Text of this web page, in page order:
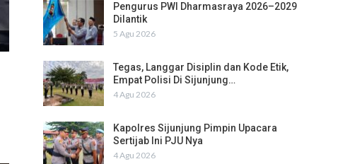
Pengurus PWI Dharmasraya 2026–2029
Dilantik
5 Agu 2026
Tegas, Langgar Disiplin dan Kode Etik,
Empat Polisi Di Sijunjung…
4 Agu 2026
Kapolres Sijunjung Pimpin Upacara
Sertijab Ini PJU Nya
4 Agu 2026